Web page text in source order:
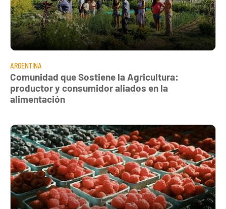
ARGENTINA
Comunidad que Sostiene la Agricultura:
productor y consumidor aliados en la
alimentación